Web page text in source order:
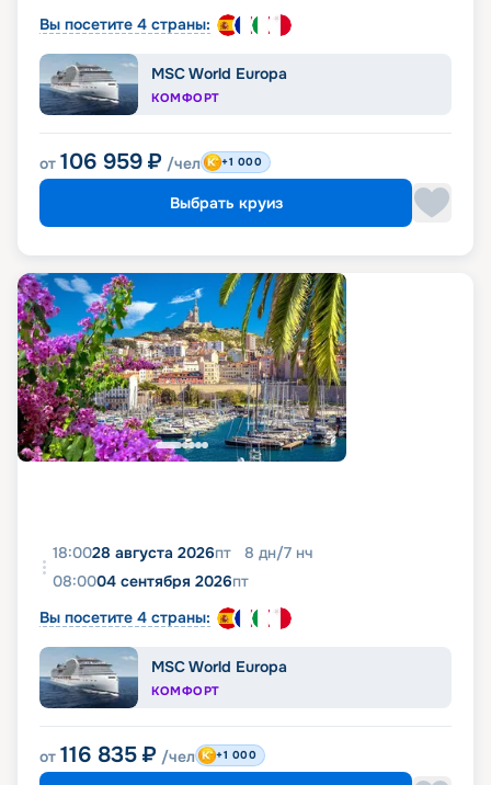
дополнительная плата)
Уборка 2 раза в день, включая вечернюю
подготовку сьюта ко сну
Чистка обуви
Вы посетите 4 страны:
MSC World Europa
КОМФОРТ
от 106 959 ₽ /чел +1 000
Выбрать круиз
18:0028 августа 2026пт 8 дн/7 нч
08:0004 сентября 2026пт
Вы посетите 4 страны:
MSC World Europa
КОМФОРТ
от 116 835 ₽ /чел +1 000